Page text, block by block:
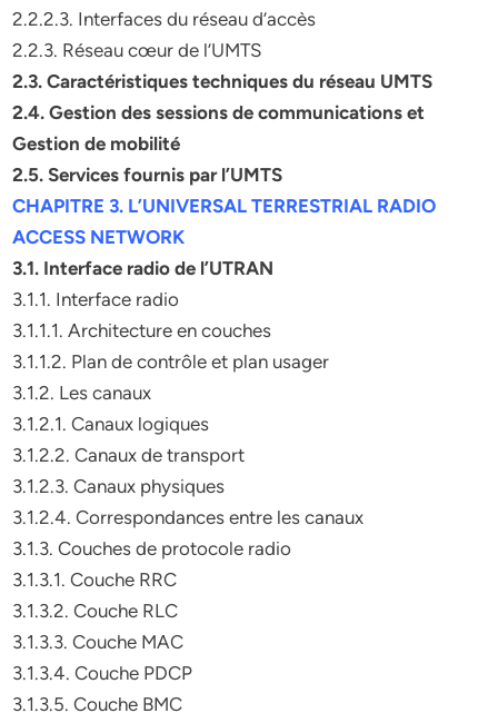
2.2.2.3. Interfaces du réseau d’accès
2.2.3. Réseau cœur de l’UMTS
2.3. Caractéristiques techniques du réseau UMTS
2.4. Gestion des sessions de communications et
Gestion de mobilité
2.5. Services fournis par l’UMTS
CHAPITRE 3. L’UNIVERSAL TERRESTRIAL RADIO
ACCESS NETWORK
3.1. Interface radio de l’UTRAN
3.1.1. Interface radio
3.1.1.1. Architecture en couches
3.1.1.2. Plan de contrôle et plan usager
3.1.2. Les canaux
3.1.2.1. Canaux logiques
3.1.2.2. Canaux de transport
3.1.2.3. Canaux physiques
3.1.2.4. Correspondances entre les canaux
3.1.3. Couches de protocole radio
3.1.3.1. Couche RRC
3.1.3.2. Couche RLC
3.1.3.3. Couche MAC
3.1.3.4. Couche PDCP
3.1.3.5. Couche BMC